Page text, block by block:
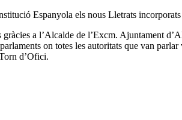
Espanyola els nous Lletrats
a l’Alcalde de l’Excm. Ajuntament
on totes les autoritats que van
d’Ofici.